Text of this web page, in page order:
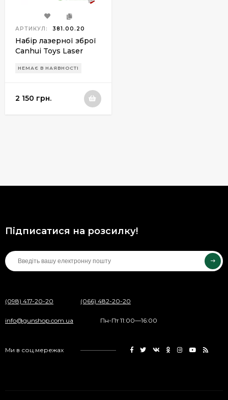
АРТИКУЛ: 381.00.20
Набір лазерної зброї
Canhui Toys Laser
(2 пістолети + 2
НЕМАЄ В НАЯВНОСТІ
2 150 грн.
Підписатися на розсилку!
(098) 417-20-20 (066) 482-20-20
info@gunshop.com.ua Пн-Пт 11:00—16:00
Ми в соц.мережах